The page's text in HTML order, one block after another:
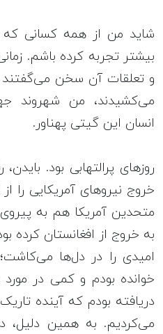
شاید من از همه‌ کسانی که
بیشتر تجربه کرده باشم.
و تعلقات آن سخن می‌گفتند و
می‌کشیدند، من شهروند
انسان این گیتی پهناور.
روزهای پرالتهابی بود.
خروج نیروهای آمریکایی را از
متحدین آمریکا هم به پیروی
به خروج از افغانستان کرده
امیدی را در دل‌ها
خوانده بودم و کمی در
دریافته بودم که آینده
می‌کردیم. به همین دلیل،